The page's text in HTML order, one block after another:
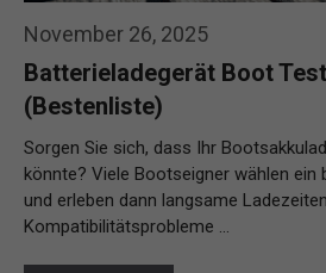
November 26, 2025
Batterieladegerät Boot
(Bestenliste)
Sorgen Sie sich, dass Ihr
könnte? Viele Bootseigner wählen ein
und erleben dann langsame
Kompatibilitätsprobleme …